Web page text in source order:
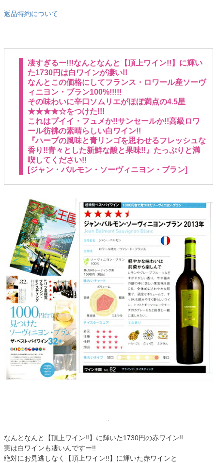
返品特約について
凄すぎるー!!!なんとなんと【頂上ワイン!!】に輝い
た1730円は白ワインが凄い!!
なんとこの価格にしてフランス・ロワール産ソーヴ
ィニヨン・ブラン100%!!!!!
その味わいに辛口ソムリエがほぼ満点の4.5星
★★★★☆をつけた!!!
これはプイイ・フュメか!!サンセールか!!高級ロワ
ール彷彿の素晴らしい白ワイン!!
『ハーブの風味と青リンゴを思わせるフレッシュな
香り!!青々とした新鮮な酸と果味!!』たっぷりと満
喫してください!!
[ジャン・バルモン・ソーヴィニヨン・ブラン]
なんとなんと【頂上ワイン!!】に輝いた1730円の赤ワイン!!
実は白ワインも凄いんですー!!
絶対にお見逃しなく【頂上ワイン!!】に輝いた赤ワインと